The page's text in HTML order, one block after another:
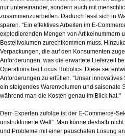
nur untereinander, sondern auch mit
zusammenzuarbeiten. Dadurch lässt sich in
sparen. "Ein effektives Arbeiten im E-
explodierenden Mengen von Artikelnummern
Bestellvolumen zurechtkommen muss.
Verpackungen, die auf den Konsumenten
Anforderungen, was die erwartete Lieferzeit
Operations bei Locus Robotics. Diese sei
Anforderungen zu erfüllen. "Unser innovatives
ein steigendes Warenvolumen und saisonale
während man die Kosten genau im Blick hat."
Dem Experten zufolge ist der E-Commerce-
unstrukturierte Welt". Man könne deshalb
und Probleme mit einer pauschalen Lösung